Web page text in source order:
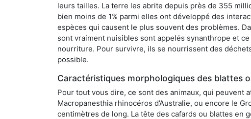
leurs tailles. La terre les abrite depuis près de 355
bien moins de 1% parmi elles ont développé des
espèces qui causent le plus souvent des problèmes.
sont vraiment nuisibles sont appelés synanthrope et
nourriture. Pour survivre, ils se nourrissent des
possible.
Caractéristiques morphologiques des blattes
Pour tout vous dire, ce sont des animaux, qui peuvent
Macropanesthia rhinocéros d’Australie, ou encore le
centimètres de long. La tête des cafards ou blattes en